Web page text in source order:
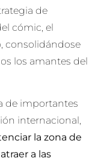
de
cómic, el
consolidándose
los amantes del
de importantes
internacional,
la zona de
a las